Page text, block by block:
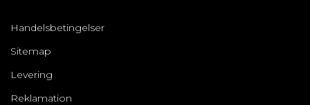
Handelsbetingelser
Sitemap
Levering
Reklamation